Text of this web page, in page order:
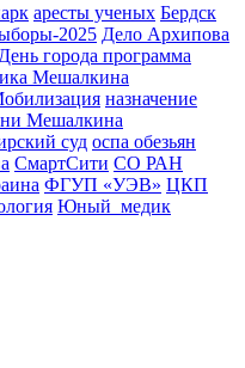
аресты ученых Бердск
2025 Дело Архипова
День города программа
Мешалкина
назначение
Мешалкина
суд оспа обезьян
СмартСити СО РАН
ФГУП «УЭВ» ЦКП
Юный_медик